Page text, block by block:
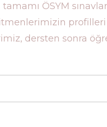
ÖSYM
dersten sonra